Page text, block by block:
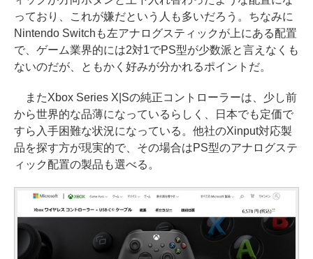
っており、これが嫌だという人も多いだろう。ちなみに
Nintendo Switchも左アナログスティックが上にある配置
で、ゲーム業界的には2対1でPS型が少数派と言えなくも
ないのだが、ともかく好みが分かれるポイントだ。
またXbox Series X|Sの純正コントローラーは、少し前
から世界的な品薄になっているらしく、日本でも定価で
すら入手困難な状況になっている。他社のXinput対応製
品を探す方が現実的で、その場合はPS型のアナログステ
ィック配置の製品も選べる。